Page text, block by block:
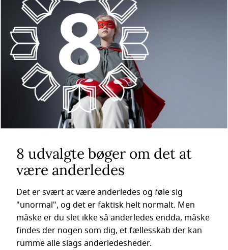
8 udvalgte bøger om det at
være anderledes
Det er svært at være anderledes og føle sig
"unormal", og det er faktisk helt normalt. Men
måske er du slet ikke så anderledes endda, måske
findes der nogen som dig, et fællesskab der kan
rumme alle slags anderledesheder.